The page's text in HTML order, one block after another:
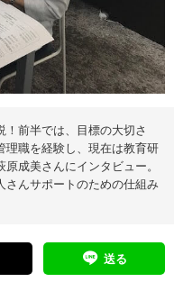
前半では、目標の大切さ
理職を経験し、現在は教育研
成美さんにインタビュー。
さんサポートのための仕組み
送る